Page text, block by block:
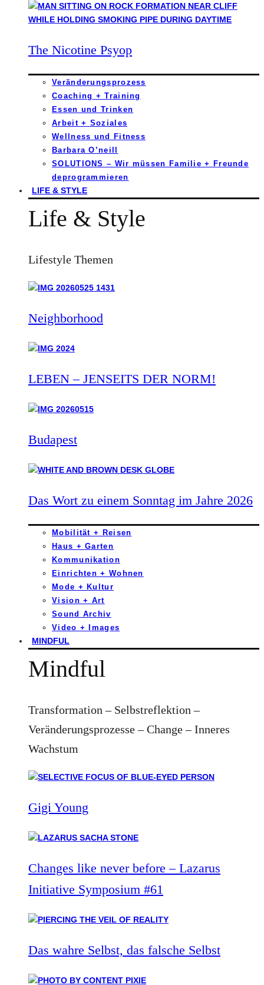
The Nicotine Psyop
Veränderungsprozess
Coaching + Training
Essen und Trinken
Arbeit + Soziales
Wellness und Fitness
Barbara O’neill
SOLUTIONS – Wir müssen Familie + Freunde
deprogrammieren
LIFE & STYLE
Life & Style
Lifestyle Themen
Neighborhood
LEBEN – JENSEITS DER NORM!
Budapest
Das Wort zu einem Sonntag im Jahre 2026
Mobilität + Reisen
Haus + Garten
Kommunikation
Einrichten + Wohnen
Mode + Kultur
Vision + Art
Sound Archiv
Video + Images
MINDFUL
Mindful
Transformation – Selbstreflektion –
Veränderungsprozesse – Change – Inneres
Wachstum
Gigi Young
Changes like never before – Lazarus
Initiative Symposium #61
Das wahre Selbst, das falsche Selbst